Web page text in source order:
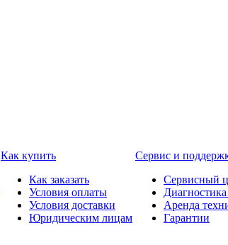
Как купить
Как заказать
Условия оплаты
Условия доставки
Юридическим лицам
Сервис и
Сервисный
Аренда
Гарантии